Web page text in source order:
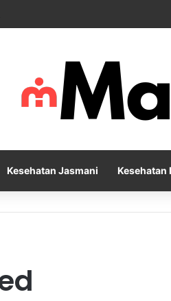
Melatih Pernapasan agar Pikiran
Kesehatan Jasmani Kesehatan